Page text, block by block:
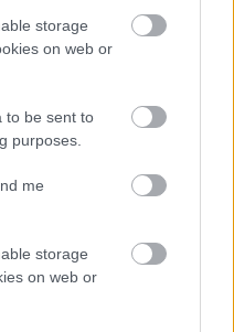
storage
on web or
to be sent to
purposes.
me
storage
on web or
– vagy egyes
megszokott –
Paks II. ügyében: ...